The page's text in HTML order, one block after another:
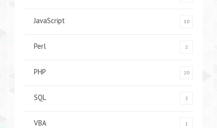
JavaScript 10
Perl 2
PHP 20
SQL 2
VBA 1